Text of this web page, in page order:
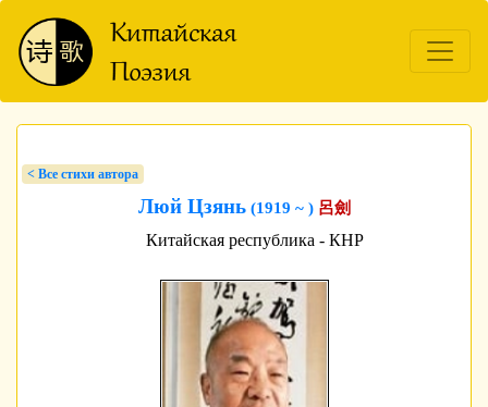
< Bсе стихи автора
Люй Цзянь (1919 ~ ) 呂劍
Китайская республика - КНР